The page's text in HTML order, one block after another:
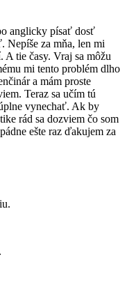
anglicky písať dosť
Nepíše za mňa, len mi
A tie časy. Vraj sa môžu
mi tento problém dlho
a mám proste
Teraz sa učím tú
vynechať. Ak by
rád sa dozviem čo som
ešte raz ďakujem za